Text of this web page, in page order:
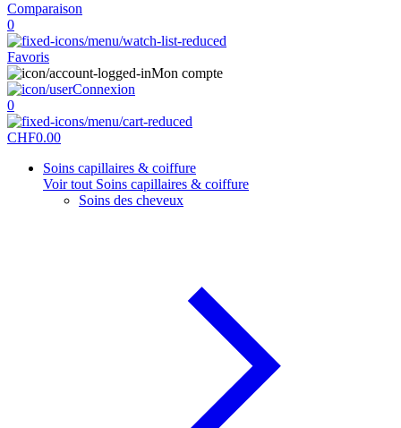
Comparaison
0
Favoris
Mon compte
Connexion
0
CHF0.00
Soins capillaires & coiffure
Voir tout Soins capillaires & coiffure
Soins des cheveux